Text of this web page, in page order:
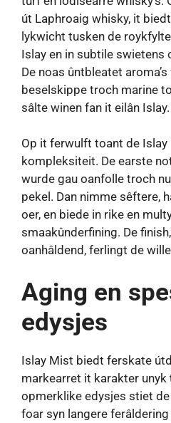
út Laphroaig whisky, it
lykwicht tusken de
Islay en in subtile swietens
De noas ûntbleatet
beselskippe troch marine
sâlte winen fan it eilân Islay.
Op it ferwulft toant de Islay
kompleksiteit. De earste
wurde gau oanfolle troch
pekel. Dan nimme sêftere,
oer, en biede in rike en
smaakûnderfining. De
oanhâldend, ferlingt de
Aging en
edysjes
Islay Mist biedt ferskate
markearret it karakter unyk
opmerklike edysjes stiet
foar syn langere ferâldering